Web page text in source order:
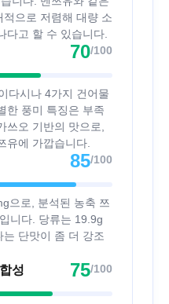
으로 저렴해 대량 소
다고 할 수 있습니다.
70/100
다시나 4가지 건어물
한 풍미 특징은 부족
쓰오 기반의 맛으로,
유에 가깝습니다.
85/100
으로, 분석된 농축 쯔
니다. 당류는 19.9g
는 단맛이 좀 더 강조
성 75/100